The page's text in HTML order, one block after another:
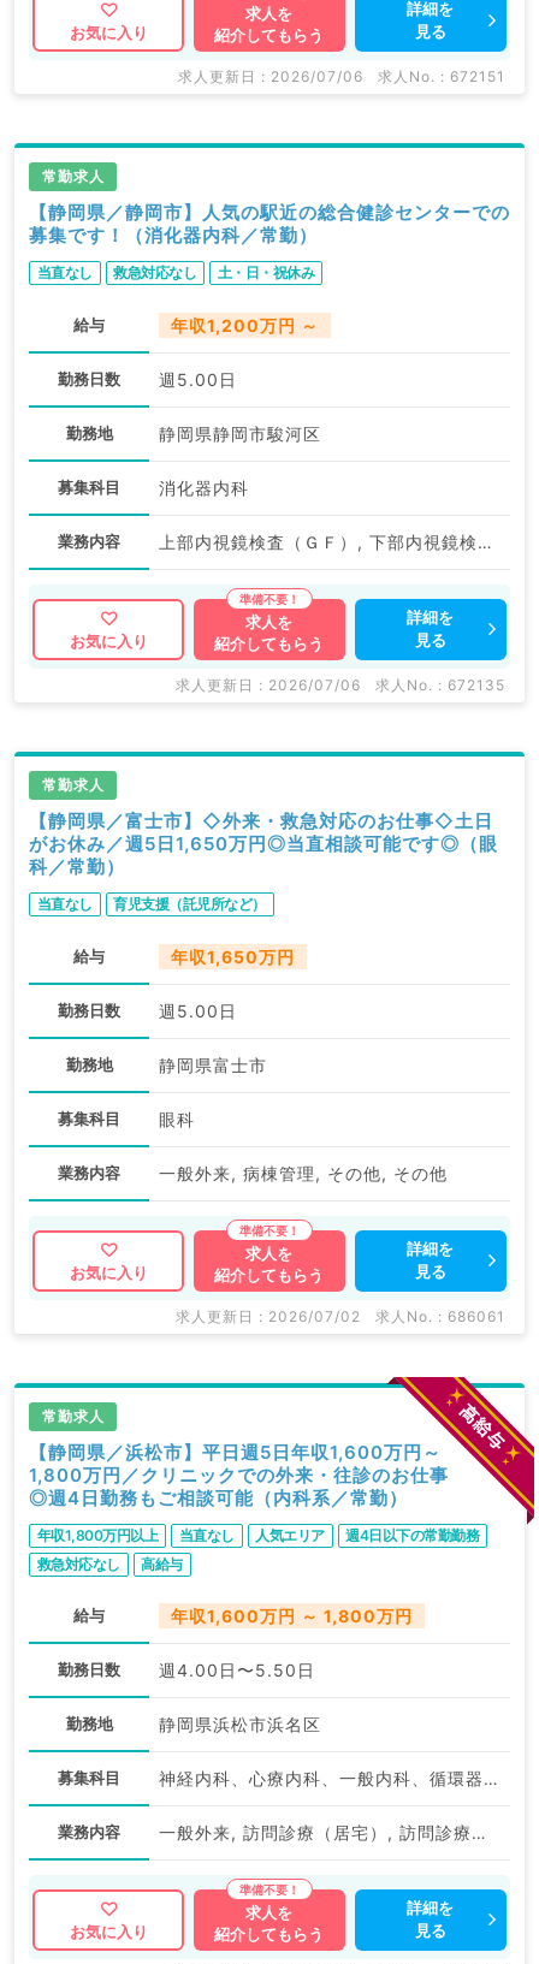
お気に入り
求人を
紹介してもらう
詳細を
見る
求人更新日 : 2026/07/06 求人No. : 672151
常勤求人
【静岡県／静岡市】人気の駅近の総合健診センターでの
募集です！（消化器内科／常勤）
当直なし 救急対応なし 土・日・祝休み
給与 年収1,200万円 ～
勤務日数 週5.00日
勤務地 静岡県静岡市駿河区
募集科目 消化器内科
業務内容 上部内視鏡検査（ＧＦ）, 下部内視鏡検査（ＣＦ）
お気に入り
求人を
紹介してもらう
詳細を
見る
求人更新日 : 2026/07/06 求人No. : 672135
常勤求人
【静岡県／富士市】◇外来・救急対応のお仕事◇土日
がお休み／週5日1,650万円◎当直相談可能です◎（眼
科／常勤）
当直なし 育児支援（託児所など）
給与 年収1,650万円
勤務日数 週5.00日
勤務地 静岡県富士市
募集科目 眼科
業務内容 一般外来, 病棟管理, その他, その他
お気に入り
求人を
紹介してもらう
詳細を
見る
求人更新日 : 2026/07/02 求人No. : 686061
常勤求人
【静岡県／浜松市】平日週5日年収1,600万円～
1,800万円／クリニックでの外来・往診のお仕事
◎週4日勤務もご相談可能（内科系／常勤）
年収1,800万円以上 当直なし 人気エリア
週4日以下の常勤勤務
救急対応なし
高給与
給与 年収1,600万円 ～ 1,800万円
勤務日数 週4.00日〜5.50日
勤務地 静岡県浜松市浜名区
募集科目 神経内科、心療内科、一般内科、循環器内科、呼吸器内科、消化器内科、内分泌・代謝内科、腎臓内科、老年内科、血液内科、膠原病科
業務内容 一般外来, 訪問診療（居宅）, 訪問診療（施設）, 一般外来, 訪問診療（施設）
お気に入り
求人を
紹介してもらう
詳細を
見る